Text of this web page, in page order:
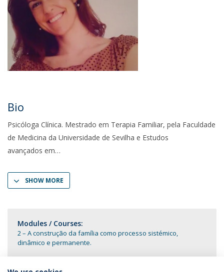
Bio
Psicóloga Clínica. Mestrado em Terapia Familiar, pela Faculdade
de Medicina da Universidade de Sevilha e Estudos
avançados em
SHOW MORE
Modules / Courses:
2 – A construção da família como processo sistémico,
dinâmico e permanente.